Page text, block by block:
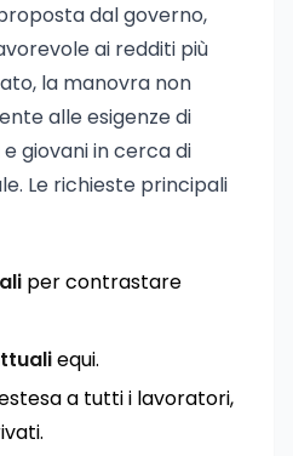
dal governo,
ai redditi più
la manovra non
alle esigenze di
giovani in cerca di
Le richieste principali
per contrastare
equi.
a tutti i lavoratori,